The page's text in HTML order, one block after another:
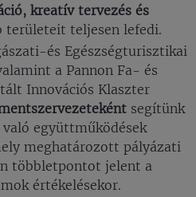
kreatív tervezés és
területeit teljesen lefedi.
és Egészségturisztikai
a Pannon Fa- és
Innovációs Klaszter
segítünk
együttműködések
meghatározott pályázati
többletpontot jelent a
értékelésekor.